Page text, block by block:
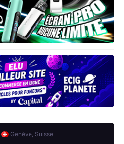
Genève, Suisse